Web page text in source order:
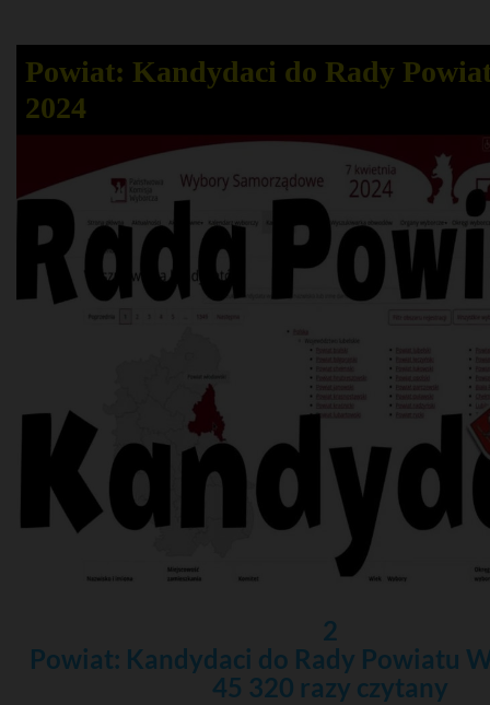
Powiat: Kandydaci do Rady
2024
2
Powiat: Kandydaci do Rady Powiatu
45 320 razy czytany